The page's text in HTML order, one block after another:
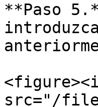
**Paso
src="/